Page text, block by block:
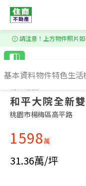
基本資料物件特色生
請注意！上方物件照片
和平大院全新
桃園市楊梅區高平路​
1598萬
31.36萬/坪